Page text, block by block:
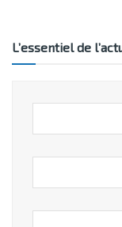
L’essentiel de